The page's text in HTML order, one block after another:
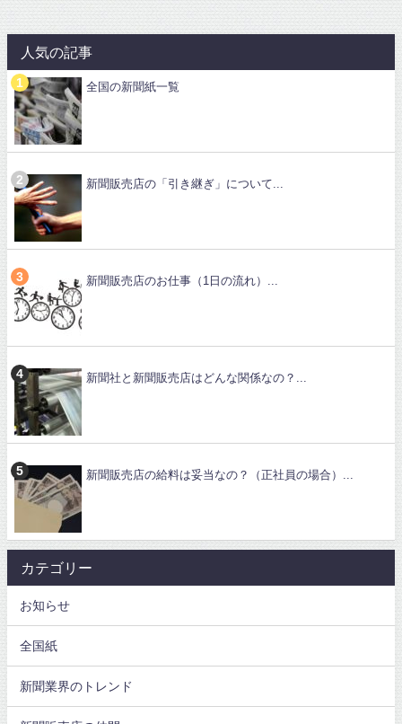
人気の記事
全国の新聞紙一覧
新聞販売店の「引き継ぎ」について...
新聞販売店のお仕事（1日の流れ）...
新聞社と新聞販売店はどんな関係なの？...
新聞販売店の給料は妥当なの？（正社員の場合）...
カテゴリー
お知らせ
全国紙
新聞業界のトレンド